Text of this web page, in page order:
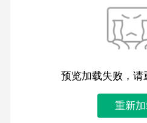
预览加载失败，请
重新